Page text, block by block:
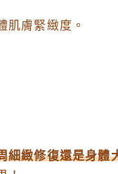
肌膚緊緻度。
細緻修復還是身體